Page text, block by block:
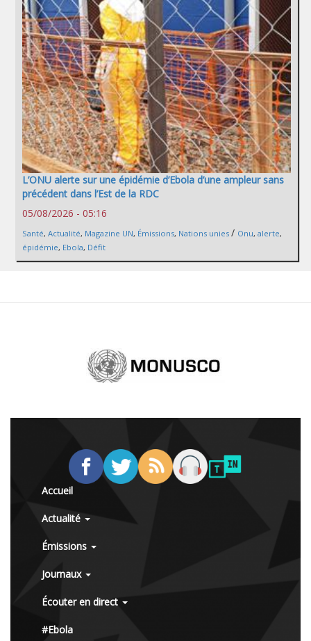
L’ONU alerte sur une épidémie d’Ebola d’une ampleur sans
précédent dans l’Est de la RDC
05/08/2026 - 05:16
Santé, Actualité, Magazine UN, Émissions, Nations unies / Onu, alerte,
épidémie, Ebola, Défit
Accueil
Actualité
Émissions
Journaux
Écouter en direct
#Ebola